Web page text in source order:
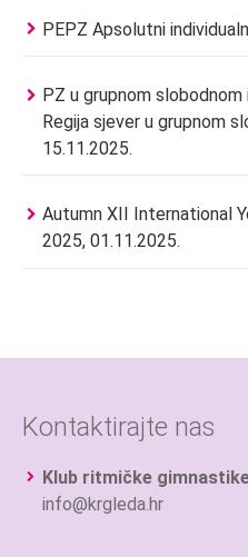
PEPZ Apsolutni
PZ u grupnom
Regija sjever u grupnom
15.11.2025.
Autumn XII International
2025, 01.11.2025.
Kontaktirajte nas
Klub ritmičke
info@krgleda.hr